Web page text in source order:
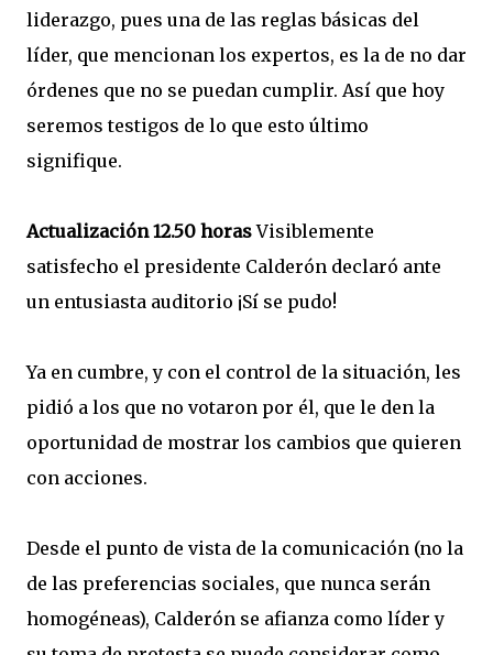
liderazgo, pues una de las reglas básicas del
líder, que mencionan los expertos, es la de no dar
órdenes que no se puedan cumplir. Así que hoy
seremos testigos de lo que esto último
signifique.
Actualización 12.50 horasVisiblemente
satisfecho el presidente Calderón declaró ante
un entusiasta auditorio ¡Sí se pudo!
Ya en cumbre, y con el control de la situación, les
pidió a los que no votaron por él, que le den la
oportunidad de mostrar los cambios que quieren
con acciones.
Desde el punto de vista de la comunicación (no la
de las preferencias sociales, que nunca serán
homogéneas), Calderón se afianza como líder y